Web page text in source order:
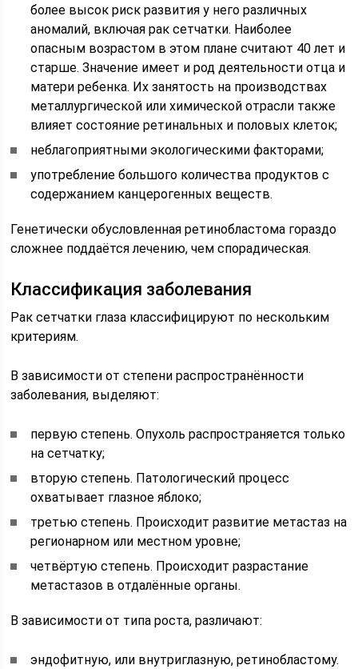
более высок риск развития у него различных
аномалий, включая рак сетчатки. Наиболее
опасным возрастом в этом плане считают 40 лет и
старше. Значение имеет и род деятельности отца и
матери ребенка. Их занятость на производствах
металлургической или химической отрасли также
влияет состояние ретинальных и половых клеток;
неблагоприятными экологическими факторами;
употребление большого количества продуктов с
содержанием канцерогенных веществ.
Генетически обусловленная ретинобластома гораздо
сложнее поддаётся лечению, чем спорадическая.
Классификация заболевания
Рак сетчатки глаза классифицируют по нескольким
критериям.
В зависимости от степени распространённости
заболевания, выделяют:
первую степень. Опухоль распространяется только
на сетчатку;
вторую степень. Патологический процесс
охватывает глазное яблоко;
третью степень. Происходит развитие метастаз на
регионарном или местном уровне;
четвёртую степень. Происходит разрастание
метастазов в отдалённые органы.
В зависимости от типа роста, различают:
эндофитную, или внутриглазную, ретинобластому.